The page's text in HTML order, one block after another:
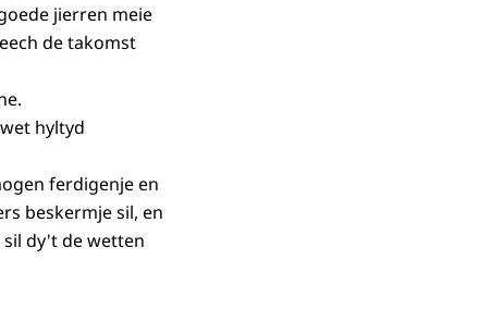
jierren meie
de takomst
hyltyd
ferdigenje en
beskermje sil, en
dy't de wetten